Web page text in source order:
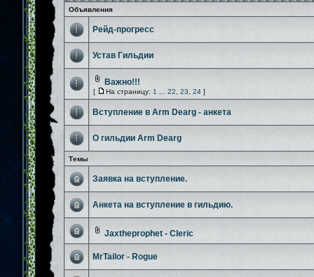
Объявления
Рейд-прогресс
Устав Гильдии
Важно!!!
[ На страницу: 1 22 23 24 ]
Вступление в Arm Dearg - анкета
О гильдии Arm Dearg
Темы
Заявка на вступление.
Анкета на вступление в гильдию.
Jaxtheprophet - Cleric
MrTailor - Rogue